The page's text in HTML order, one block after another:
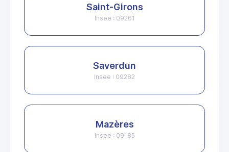
Saint-Girons
Insee : 09261
Saverdun
Insee : 09282
Mazères
Insee : 09185